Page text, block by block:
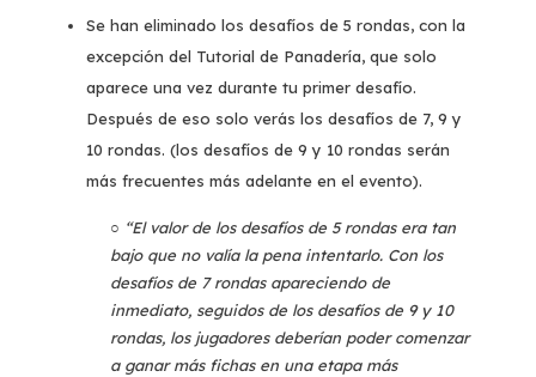
Se han eliminado los desafíos de 5 rondas, con la
excepción del Tutorial de Panadería, que solo
aparece una vez durante tu primer desafío.
Después de eso solo verás los desafíos de 7, 9 y
10 rondas. (los desafíos de 9 y 10 rondas serán
más frecuentes más adelante en el evento).
○ “El valor de los desafíos de 5 rondas era tan
bajo que no valía la pena intentarlo. Con los
desafíos de 7 rondas apareciendo de
inmediato, seguidos de los desafíos de 9 y 10
rondas, los jugadores deberían poder comenzar
a ganar más fichas en una etapa más